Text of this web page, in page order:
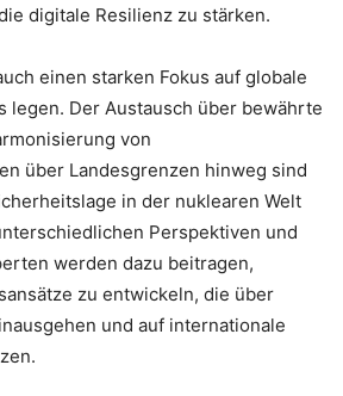
digitale Resilienz zu stärken.
einen starken Fokus auf globale
legen. Der Austausch über bewährte
von
über Landesgrenzen hinweg sind
in der nuklearen Welt
Perspektiven und
werden dazu beitragen,
zu entwickeln, die über
und auf internationale